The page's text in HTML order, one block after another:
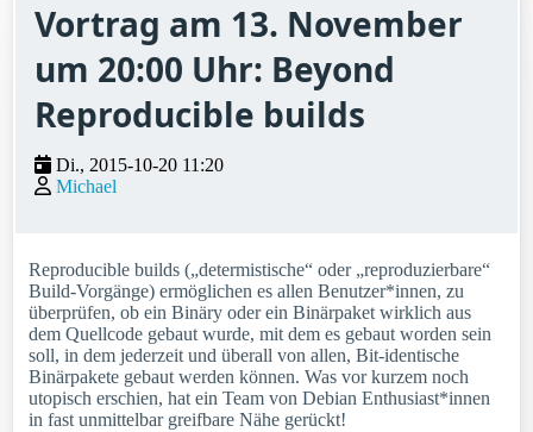
Vortrag am 13. November
um 20:00 Uhr: Beyond
Reproducible builds
Di., 2015-10-20 11:20
Michael
Reproducible builds („determistische“ oder „reproduzierbare“
Build-Vorgänge) ermöglichen es allen Benutzer*innen, zu
überprüfen, ob ein Binäry oder ein Binärpaket wirklich aus
dem Quellcode gebaut wurde, mit dem es gebaut worden sein
soll, in dem jederzeit und überall von allen, Bit-identische
Binärpakete gebaut werden können. Was vor kurzem noch
utopisch erschien, hat ein Team von Debian Enthusiast*innen
in fast unmittelbar greifbare Nähe gerückt!